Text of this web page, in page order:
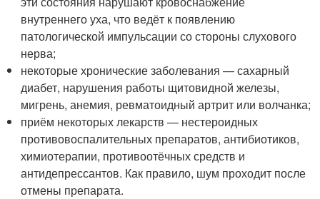
внутреннего уха, что ведёт к появлению
патологической импульсации со стороны слухового
нерва;
некоторые хронические заболевания — сахарный
диабет, нарушения работы щитовидной железы,
мигрень, анемия, ревматоидный артрит или волчанка;
приём некоторых лекарств — нестероидных
противовоспалительных препаратов, антибиотиков,
химиотерапии, противоотёчных средств и
антидепрессантов. Как правило, шум проходит после
отмены препарата.